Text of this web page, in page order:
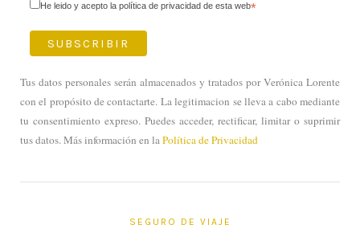
He leido y acepto la política de privacidad de esta web*
Tus datos personales serán almacenados y tratados por Verónica Lorente
con el propósito de contactarte. La legitimacion se lleva a cabo mediante
tu consentimiento expreso. Puedes acceder, rectificar, limitar o suprimir
tus datos. Más información en laPolítica de Privacidad
SEGURO DE VIAJE